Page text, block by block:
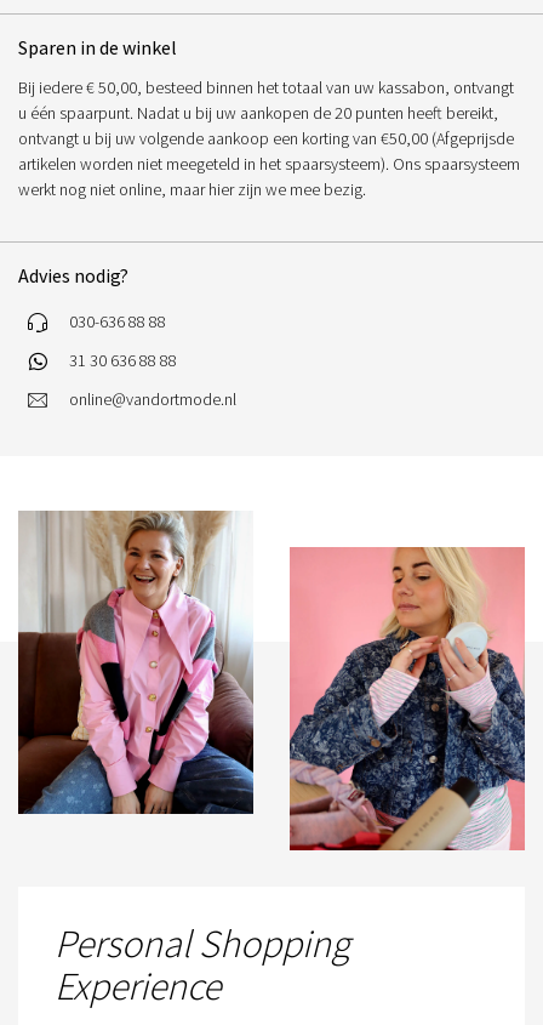
Sparen in de winkel
Bij iedere € 50,00, besteed binnen het totaal van uw kassabon, ontvangt
u één spaarpunt. Nadat u bij uw aankopen de 20 punten heeft bereikt,
ontvangt u bij uw volgende aankoop een korting van €50,00 (Afgeprijsde
artikelen worden niet meegeteld in het spaarsysteem). Ons spaarsysteem
werkt nog niet online, maar hier zijn we mee bezig.
Advies nodig?
030-636 88 88
31 30 636 88 88
online@vandortmode.nl
Personal Shopping
Experience